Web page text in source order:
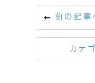
前の記事
カテ